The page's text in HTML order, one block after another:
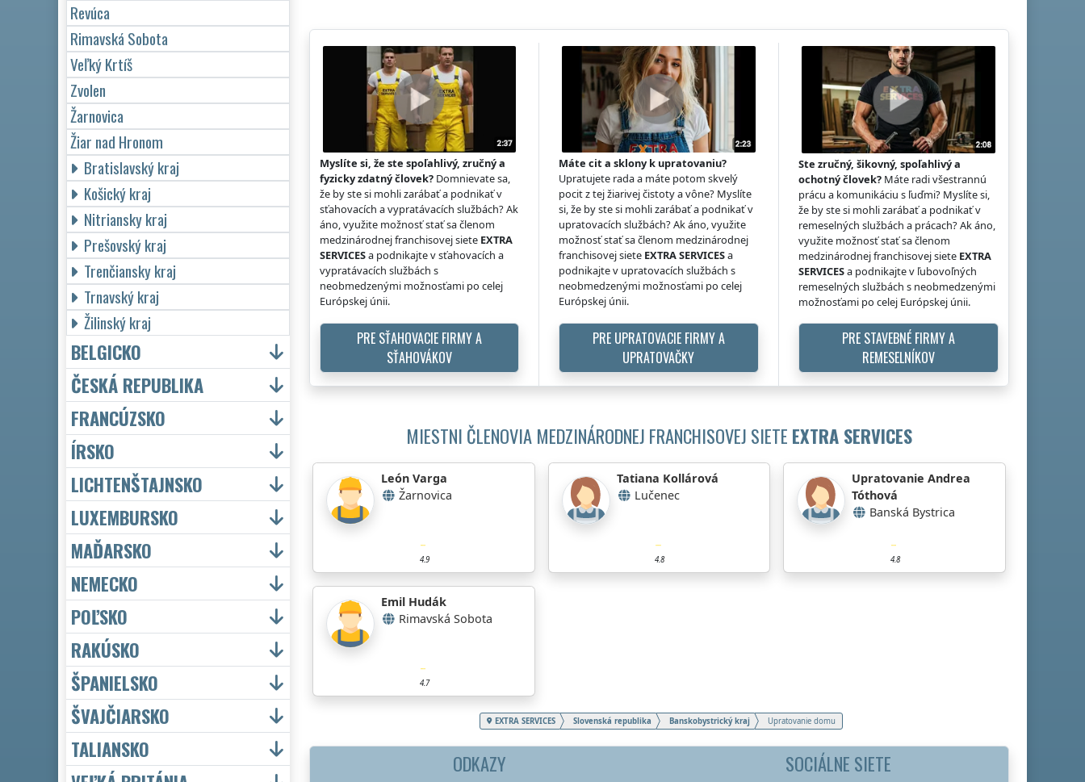
Myslíte si, že ste spoľahlivý, zručný a
fyzicky zdatný človek? Domnievate sa,
že by ste si mohli zarábať a podnikať v
sťahovacích a vypratávacích službách? Ak
áno, využite možnosť stať sa členom
medzinárodnej franchisovej siete EXTRA
SERVICESa podnikajte v sťahovacích a
vypratávacích službách s
neobmedzenými možnosťami po celej
Európskej únii.
PRE SŤAHOVACIE FIRMY A
SŤAHOVÁKOV
Máte cit a sklony k upratovaniu?
Upratujete rada a máte potom skvelý
pocit z tej žiarivej čistoty a vône? Myslíte
si, že by ste si mohli zarábať a podnikať v
upratovacích službách? Ak áno, využite
možnosť stať sa členom medzinárodnej
franchisovej siete EXTRA SERVICESa
podnikajte v upratovacích službách s
neobmedzenými možnosťami po celej
Európskej únii.
PRE UPRATOVACIE FIRMY A
UPRATOVAČKY
Ste zručný, šikovný, spoľahlivý a
ochotný človek?Máte radi všestrannú
prácu a komunikáciu s ľuďmi? Myslíte si,
že by ste si mohli zarábať a podnikať v
remeselných službách a prácach? Ak áno,
využite možnosť stať sa členom
medzinárodnej franchisovej siete EXTRA
SERVICESa podnikajte v ľubovoľných
remeselných službách s neobmedzenými
možnosťami po celej Európskej únii.
PRE STAVEBNÉ FIRMY A
REMESELNÍKOV
MIESTNI ČLENOVIA MEDZINÁRODNEJ FRANCHISOVEJ SIETE EXTRA SERVICES
León Varga
Žarnovica
4.9
Tatiana Kollárová
Lučenec
4.8
Upratovanie Andrea
Tóthová
Banská Bystrica
4.8
Emil Hudák
Rimavská Sobota
4.7
EXTRA SERVICES Slovenská republika Banskobystrický kraj Upratovanie domu
ODKAZY SOCIÁLNE SIETE
Revúca
Rimavská Sobota
Veľký Krtíš
Zvolen
Žarnovica
Žiar nad Hronom
Bratislavský kraj
Košický kraj
Nitriansky kraj
Prešovský kraj
Trenčiansky kraj
Trnavský kraj
Žilinský kraj
BELGICKO
ČESKÁ REPUBLIKA
FRANCÚZSKO
ÍRSKO
LICHTENŠTAJNSKO
LUXEMBURSKO
MAĎARSKO
NEMECKO
POĽSKO
RAKÚSKO
ŠPANIELSKO
ŠVAJČIARSKO
TALIANSKO